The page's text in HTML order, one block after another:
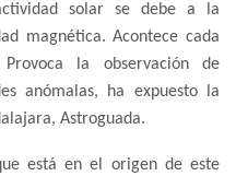
solar se debe a la
magnética. Acontece cada
la observación de
anómalas, ha expuesto la
Astroguada.
está en el origen de este